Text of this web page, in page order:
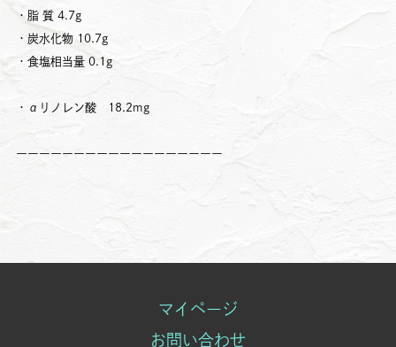
・脂 質 4.7g
・炭水化物 10.7g
・食塩相当量 0.1g
・αリノレン酸 18.2mg
ーーーーーーーーーーーーーーーーーー
マイページ
お問い合わせ